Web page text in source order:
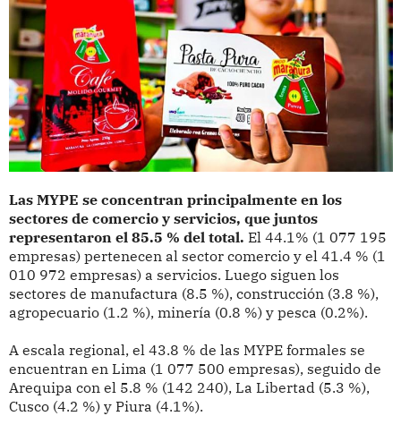
Las MYPE se concentran principalmente en los
sectores de comercio y servicios, que juntos
representaron el 85.5 % del total. El 44.1% (1 077 195
empresas) pertenecen al sector comercio y el 41.4 % (1
010 972 empresas) a servicios. Luego siguen los
sectores de manufactura (8.5 %), construcción (3.8 %),
agropecuario (1.2 %), minería (0.8 %) y pesca (0.2%).
A escala regional, el 43.8 % de las MYPE formales se
encuentran en Lima (1 077 500 empresas), seguido de
Arequipa con el 5.8 % (142 240), La Libertad (5.3 %),
Cusco (4.2 %) y Piura (4.1%).